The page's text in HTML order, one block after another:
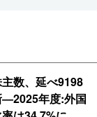
数、延べ9198
―2025年度:外国